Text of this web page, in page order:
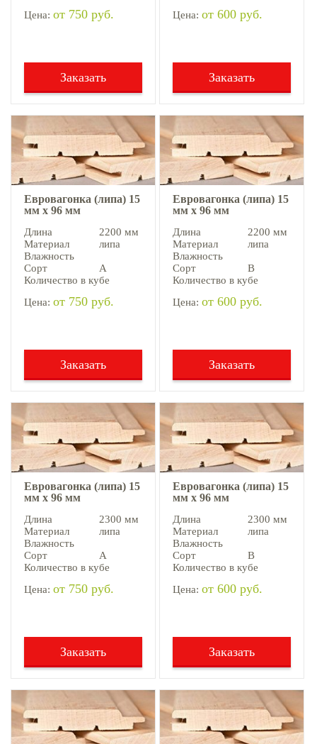
Цена: от 750 руб.
Заказать
Цена: от 600 руб.
Заказать
Евровагонка (липа) 15
мм х 96 мм
Длина
2200 мм
Материал
липа
Влажность
Сорт
А
Количество в кубе
Цена: от 750 руб.
Заказать
Евровагонка (липа) 15
мм х 96 мм
Длина
2200 мм
Материал
липа
Влажность
Сорт
В
Количество в кубе
Цена: от 600 руб.
Заказать
Евровагонка (липа) 15
мм х 96 мм
Длина
2300 мм
Материал
липа
Влажность
Сорт
А
Количество в кубе
Цена: от 750 руб.
Заказать
Евровагонка (липа) 15
мм х 96 мм
Длина
2300 мм
Материал
липа
Влажность
Сорт
В
Количество в кубе
Цена: от 600 руб.
Заказать